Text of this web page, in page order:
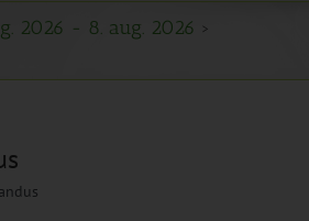
2026 - 8. aug. 2026 ›